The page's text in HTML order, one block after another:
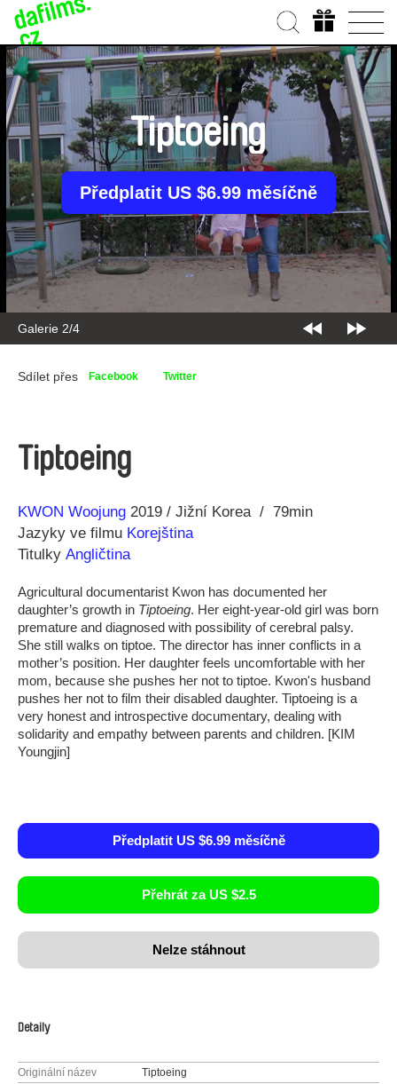
Galerie 2/4
Tiptoeing
Předplatit US $6.99 měsíčně
Sdílet přes Facebook Twitter
Tiptoeing
Režie
KWON Woojung
Rok 2019 Jižní Korea
79min
Jazyky ve filmu Korejština
Titulky Angličtina
Agricultural documentarist Kwon has documented her
daughter’s growth in Tiptoeing. Her eight-year-old girl was born
premature and diagnosed with possibility of cerebral palsy.
She still walks on tiptoe. The director has inner conflicts in a
mother’s position. Her daughter feels uncomfortable with her
mom, because she pushes her not to tiptoe. Kwon's husband
pushes her not to film their disabled daughter. Tiptoeing is a
very honest and introspective documentary, dealing with
solidarity and empathy between parents and children. [KIM
Youngjin]
Předplatit US $6.99 měsíčně
Přehrát za US $2.5
Nelze stáhnout
Detaily
Originální název
Tiptoeing